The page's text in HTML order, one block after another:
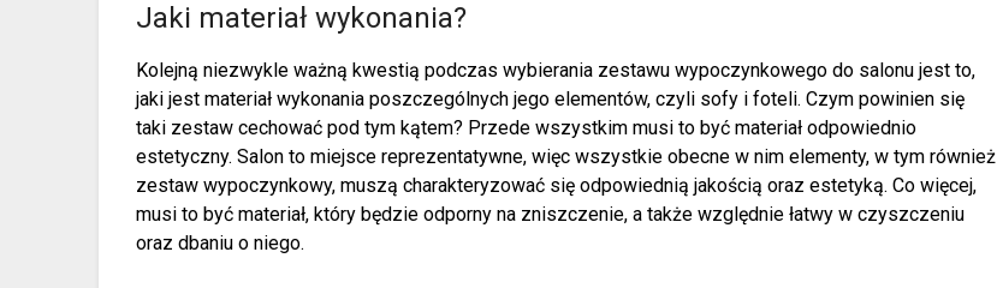
Jaki materiał wykonania?
Kolejną niezwykle ważną kwestią podczas wybierania zestawu wypoczynkowego do salonu jest to,
jaki jest materiał wykonania poszczególnych jego elementów, czyli sofy i foteli. Czym powinien się
taki zestaw cechować pod tym kątem? Przede wszystkim musi to być materiał odpowiednio
estetyczny. Salon to miejsce reprezentatywne, więc wszystkie obecne w nim elementy, w tym również
zestaw wypoczynkowy, muszą charakteryzować się odpowiednią jakością oraz estetyką. Co więcej,
musi to być materiał, który będzie odporny na zniszczenie, a także względnie łatwy w czyszczeniu
oraz dbaniu o niego.